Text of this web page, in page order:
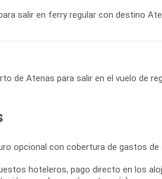
salir en ferry regular con destino
opcional con cobertura de gastos de
hoteleros, pago directo en los